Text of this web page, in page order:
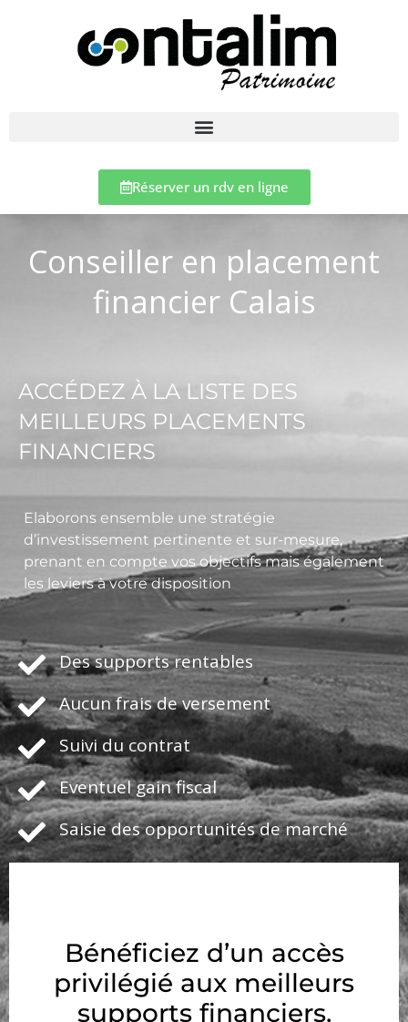
Réserver un rdv en ligne
Conseiller en placement
financier Calais
ACCÉDEZ À LA LISTE DES
MEILLEURS PLACEMENTS
FINANCIERS
Elaborons ensemble une stratégie
d’investissement pertinente et sur-mesure,
prenant en compte vos objectifs mais également
les leviers à votre disposition
Des supports rentables
Aucun frais de versement
Suivi du contrat
Eventuel gain fiscal
Saisie des opportunités de marché
Bénéficiez d’un accès
privilégié aux meilleurs
supports financiers.